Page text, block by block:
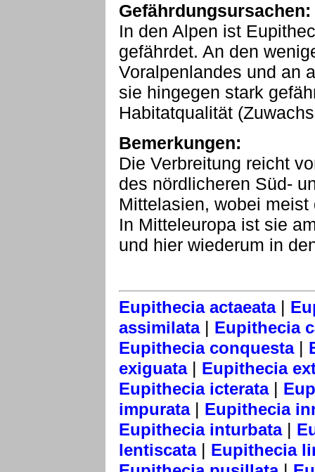
Gefährdungsursachen:
In den Alpen ist
gefährdet. An den
Voralpenlandes und an
sie hingegen stark
Habitatqualität
Bemerkungen:
Die Verbreitung reicht
des nördlicheren Süd-
Mittelasien, wobei
In Mitteleuropa ist sie
und hier wiederum in
Eupithecia actaeata|
assimilata| Eupithecia
Eupithecia conquesta|
exiguata| Eupithecia
Eupithecia icterata|
impurata| Eupithecia
Eupithecia inturbata|
lentiscata| Eupithecia